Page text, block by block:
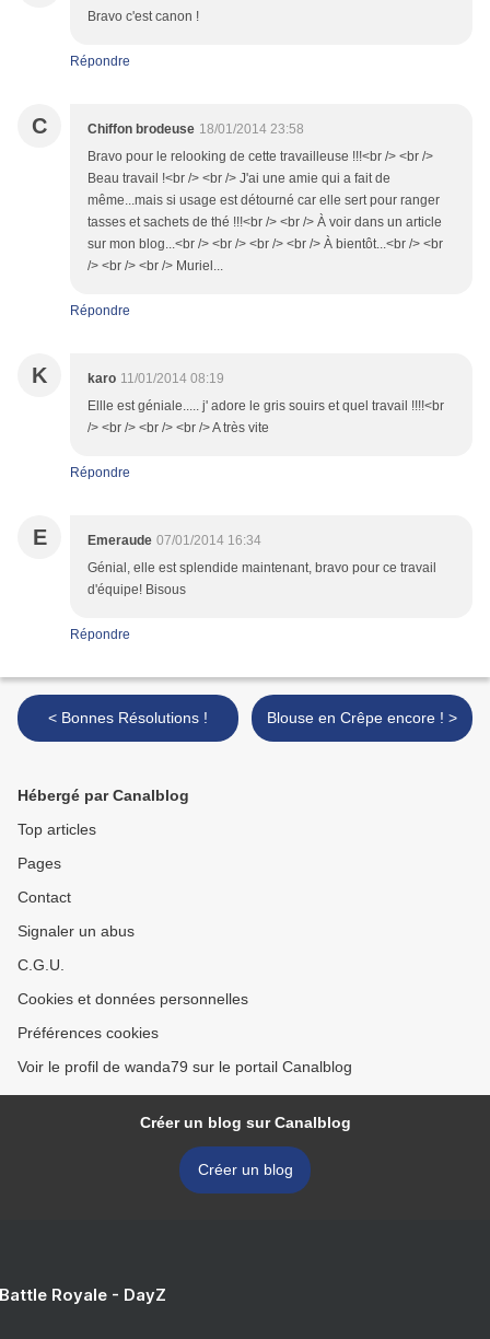
Bravo c'est canon !
Répondre
C Chiffon brodeuse 18/01/2014 23:58
Bravo pour le relooking de cette travailleuse !!!<br /> <br />
Beau travail !<br /> <br /> J'ai une amie qui a fait de
même...mais si usage est détourné car elle sert pour ranger
tasses et sachets de thé !!!<br /> <br /> À voir dans un article
sur mon blog...<br /> <br /> <br /> <br /> À bientôt...<br /> <br
/> <br /> <br /> Muriel...
Répondre
K karo 11/01/2014 08:19
Ellle est géniale..... j' adore le gris souirs et quel travail !!!!<br
/> <br /> <br /> <br /> A très vite
Répondre
E Emeraude 07/01/2014 16:34
Génial, elle est splendide maintenant, bravo pour ce travail
d'équipe! Bisous
Répondre
< Bonnes Résolutions ! Blouse en Crêpe encore ! >
Hébergé par Canalblog
Top articles
Pages
Contact
Signaler un abus
C.G.U.
Cookies et données personnelles
Préférences cookies
Voir le profil de wanda79 sur le portail Canalblog
Créer un blog sur Canalblog
Créer un blog
Royale - DayZ